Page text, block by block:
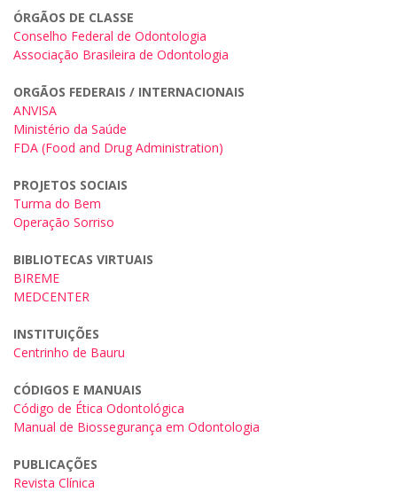
ÓRGÃOS DE CLASSE
Conselho Federal de Odontologia
Associação Brasileira de Odontologia
ORGÃOS FEDERAIS / INTERNACIONAIS
ANVISA
Ministério da Saúde
FDA (Food and Drug Administration)
PROJETOS SOCIAIS
Turma do Bem
Operação Sorriso
BIBLIOTECAS VIRTUAIS
BIREME
MEDCENTER
INSTITUIÇÕES
Centrinho de Bauru
CÓDIGOS E MANUAIS
Código de Ética Odontológica
Manual de Biossegurança em Odontologia
PUBLICAÇÕES
Revista Clínica